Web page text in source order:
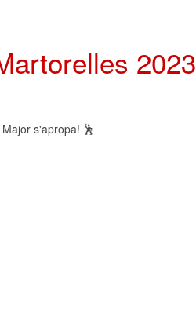
2023
s'apropa! 🕺